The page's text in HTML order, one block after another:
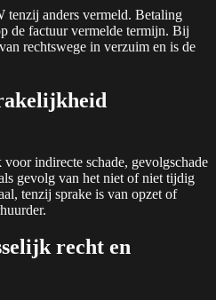
anders vermeld. Betaling
de factuur vermelde termijn. Bij
rechtswege in verzuim en is de
indirecte schade, gevolgschade
gevolg van het niet of niet tijdig
tenzij sprake is van opzet of
recht en